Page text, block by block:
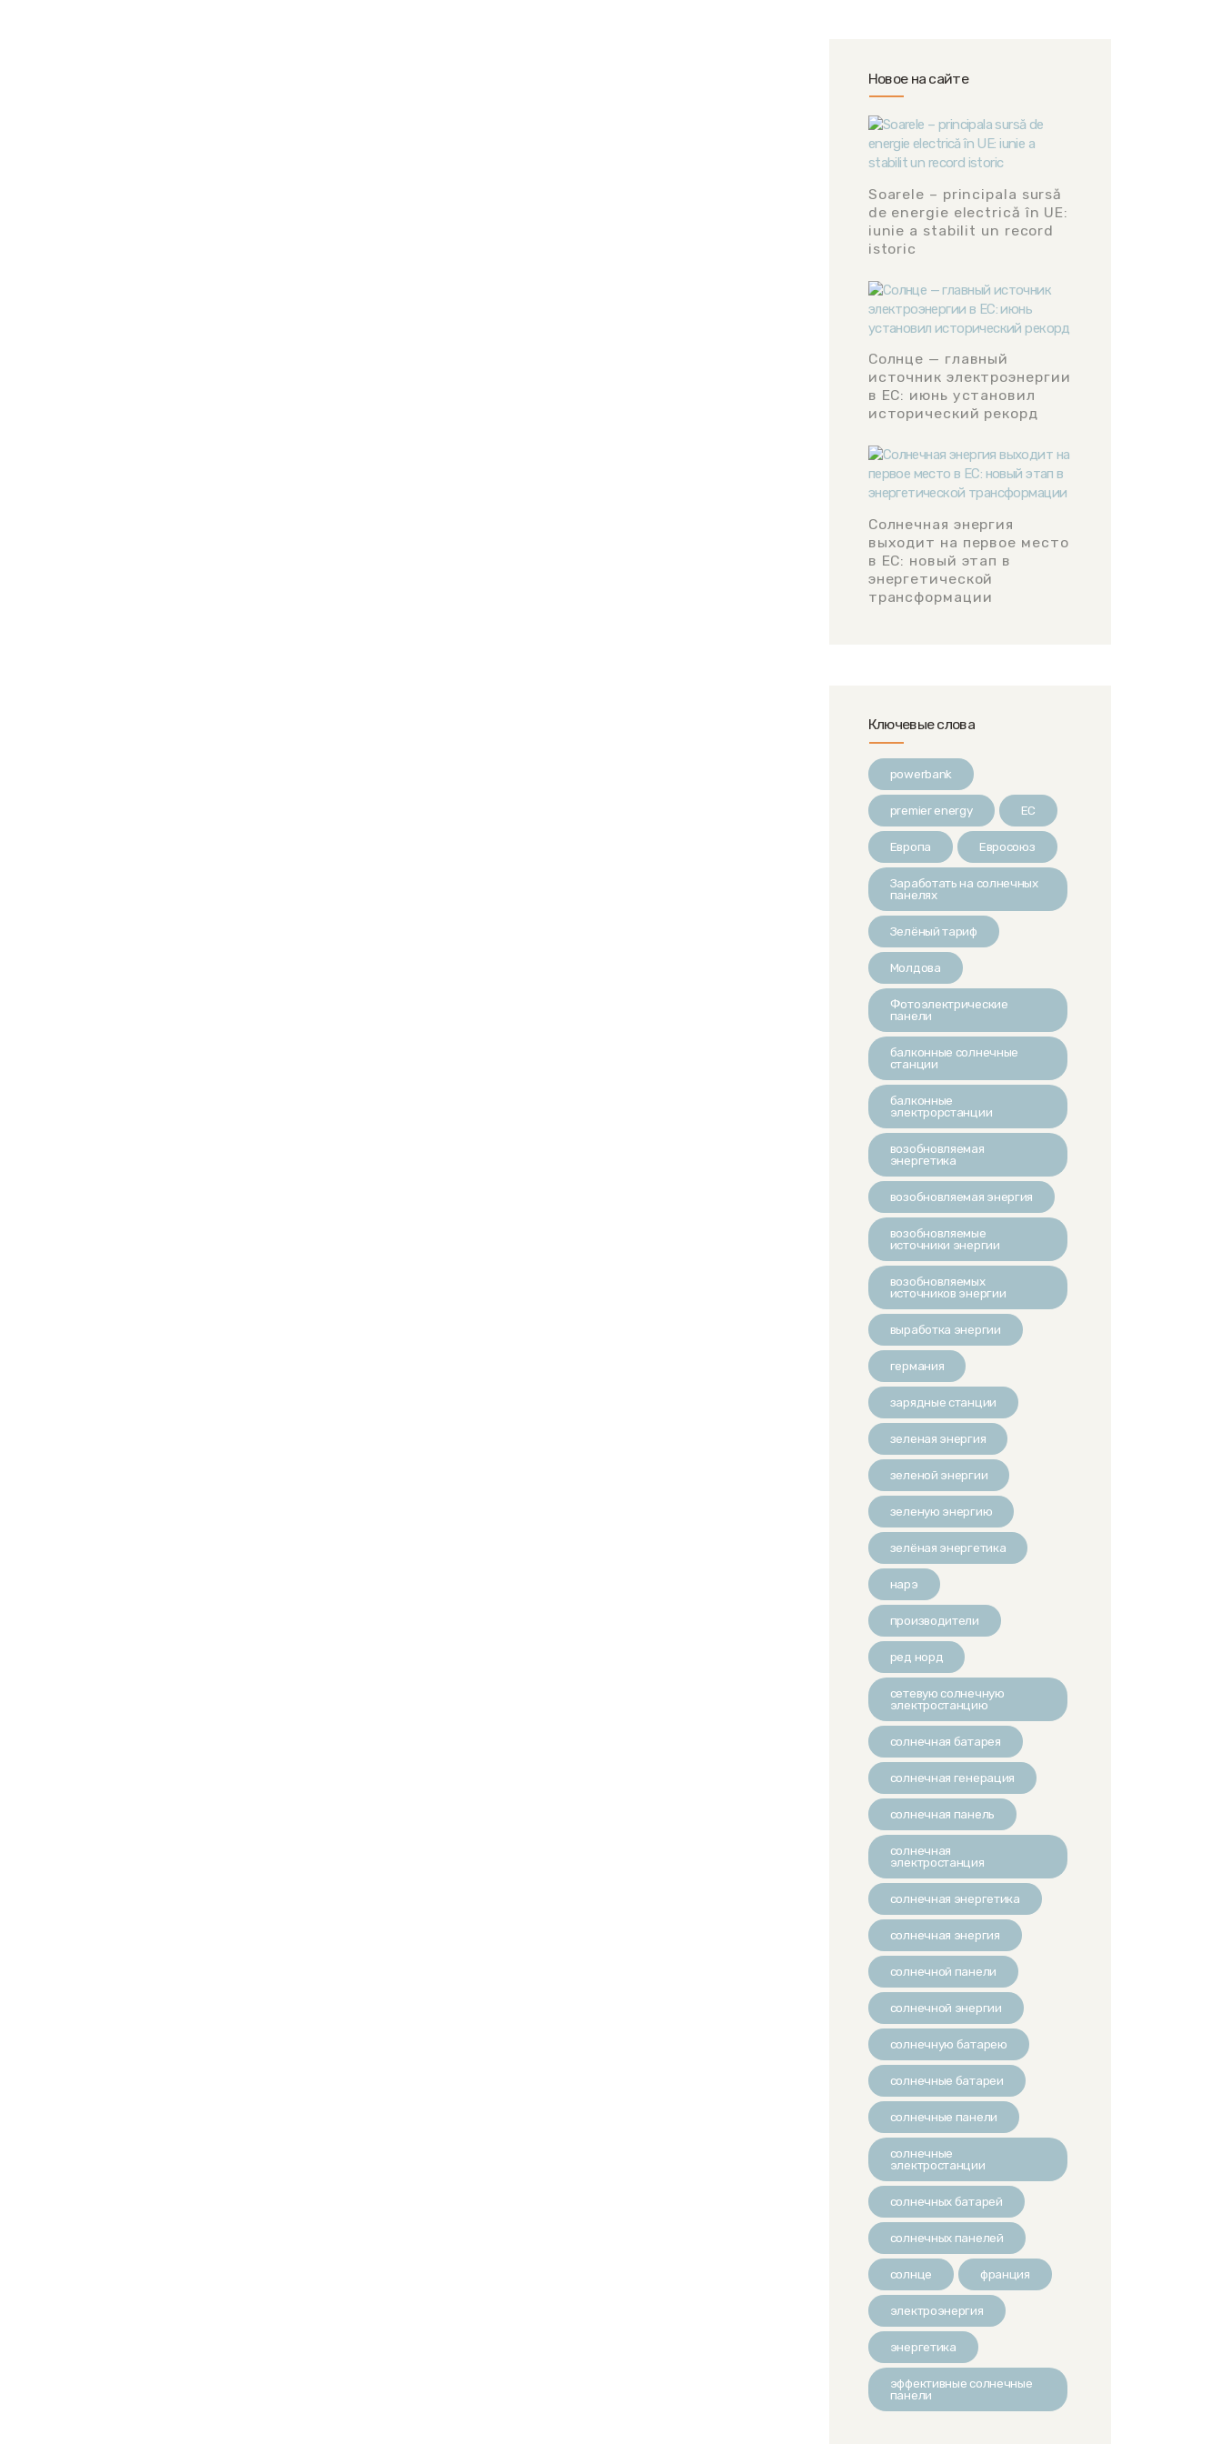
Новое на сайте
Soarele – principala sursă
de energie electrică în UE:
iunie a stabilit un record
istoric
Солнце — главный
источник электроэнергии
в ЕС: июнь установил
исторический рекорд
Солнечная энергия
выходит на первое место
в ЕС: новый этап в
энергетической
трансформации
Ключевые слова
powerbank
premier energy ЕС
Европа Евросоюз
Заработать на солнечных
панелях
Зелёный тариф
Молдова
Фотоэлектрические
панели
балконные солнечные
станции
балконные
электрорстанции
возобновляемая
энергетика
возобновляемая энергия
возобновляемые
источники энергии
возобновляемых
источников энергии
выработка энергии
германия
зарядные станции
зеленая энергия
зеленой энергии
зеленую энергию
зелёная энергетика
нарэ
производители
ред норд
сетевую солнечную
электростанцию
солнечная батарея
солнечная генерация
солнечная панель
солнечная
электростанция
солнечная энергетика
солнечная энергия
солнечной панели
солнечной энергии
солнечную батарею
солнечные батареи
солнечные панели
солнечные
электростанции
солнечных батарей
солнечных панелей
солнце франция
электроэнергия
энергетика
эффективные солнечные
панели